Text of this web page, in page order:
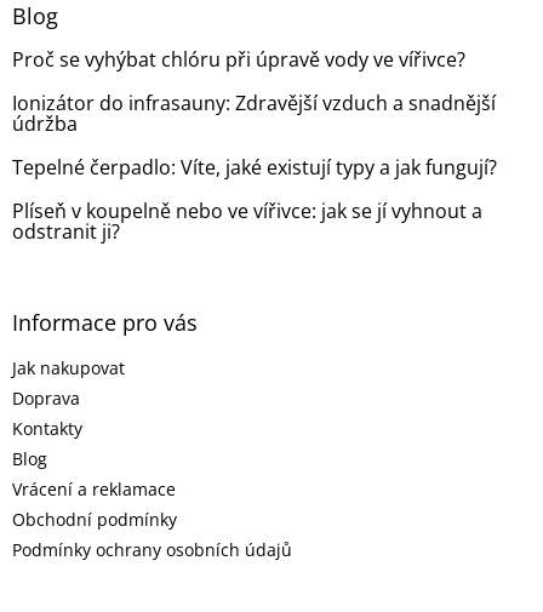
Blog
Proč se vyhýbat chlóru při úpravě vody ve vířivce?
Ionizátor do infrasauny: Zdravější vzduch a snadnější
údržba
Tepelné čerpadlo: Víte, jaké existují typy a jak fungují?
Plíseň v koupelně nebo ve vířivce: jak se jí vyhnout a
odstranit ji?
Informace pro vás
Jak nakupovat
Doprava
Kontakty
Blog
Vrácení a reklamace
Obchodní podmínky
Podmínky ochrany osobních údajů